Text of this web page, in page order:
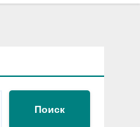
Поиск